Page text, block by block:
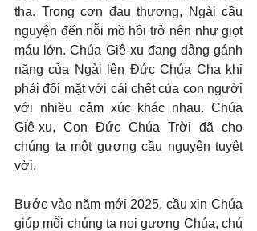
tha. Trong cơn đau thương, Ngài cầu
nguyện đến nỗi mồ hôi trở nên như giọt
máu lớn. Chúa Giê-xu đang dâng gánh
nặng của Ngài lên Đức Chúa Cha khi
phải đối mặt với cái chết của con người
với nhiều cảm xúc khác nhau. Chúa
Giê-xu, Con Đức Chúa Trời đã cho
chúng ta một gương cầu nguyện tuyệt
vời.
Bước vào năm mới 2025, cầu xin Chúa
giúp mỗi chúng ta noi gương Chúa, chú